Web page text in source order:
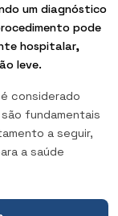
um diagnóstico
pode
hospitalar,
leve.
considerado
fundamentais
a seguir,
a saúde